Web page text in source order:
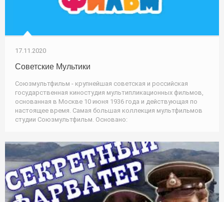
17.11.2020
Советские Мультики
Союзмультфильм - крупнейшая советская и российская
государственная киностудия мультипликационных фильмов,
основанная в Москве 10 июня 1936 года и действующая по
настоящее время. Самая большая коллекция мультфильмов
студии Союзмультфильм. Основано: